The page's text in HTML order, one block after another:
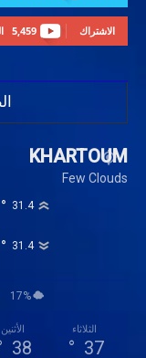
5,459 الاشتراك
KHARTOUM
Few Clouds
31.4
°
31.4
°
17%
الأثنين
38
الثلاثاء
37
°